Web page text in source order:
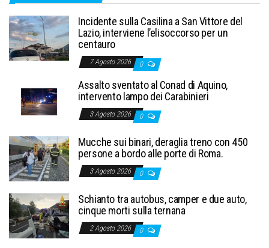
Incidente sulla Casilina a San Vittore del
Lazio, interviene l’elisoccorso per un
centauro
7 Agosto 2026 0
Assalto sventato al Conad di Aquino,
intervento lampo dei Carabinieri
3 Agosto 2026 0
Mucche sui binari, deraglia treno con 450
persone a bordo alle porte di Roma.
3 Agosto 2026 0
Schianto tra autobus, camper e due auto,
cinque morti sulla ternana
2 Agosto 2026 0